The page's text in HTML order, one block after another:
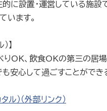
に設置・運営している施設
います。
】
りOK、飲食OKの第三の居
安心して過ごすことができ
ル）（外部リンク）